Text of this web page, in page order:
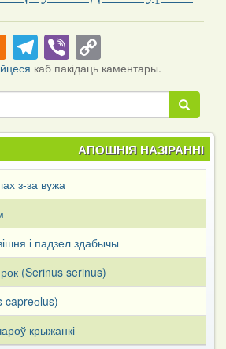
Odnoklassniki
Telegram
ViberCopy
Link
каб пакідаць каментары.
Пошук
Пошук
АПОШНІЯ НАЗІРАННІ
з-за вужа
і падзел здабычы
(Serinus serinus)
capreоlus)
крыжанкі